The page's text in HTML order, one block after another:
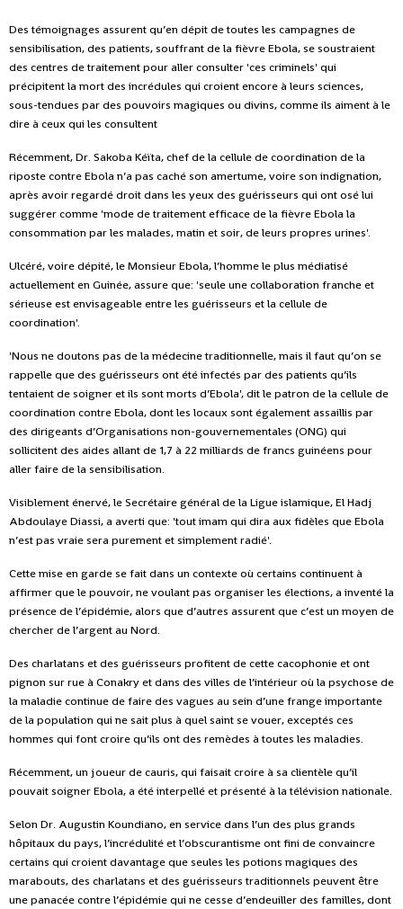
Des témoignages assurent qu’en dépit de toutes les campagnes de
sensibilisation, des patients, souffrant de la fièvre Ebola, se soustraient
des centres de traitement pour aller consulter 'ces criminels' qui
précipitent la mort des incrédules qui croient encore à leurs sciences,
sous-tendues par des pouvoirs magiques ou divins, comme ils aiment à le
dire à ceux qui les consultent
Récemment, Dr. Sakoba Kéïta, chef de la cellule de coordination de la
riposte contre Ebola n’a pas caché son amertume, voire son indignation,
après avoir regardé droit dans les yeux des guérisseurs qui ont osé lui
suggérer comme 'mode de traitement efficace de la fièvre Ebola la
consommation par les malades, matin et soir, de leurs propres urines'.
Ulcéré, voire dépité, le Monsieur Ebola, l’homme le plus médiatisé
actuellement en Guinée, assure que: 'seule une collaboration franche et
sérieuse est envisageable entre les guérisseurs et la cellule de
coordination'.
'Nous ne doutons pas de la médecine traditionnelle, mais il faut qu’on se
rappelle que des guérisseurs ont été infectés par des patients qu’ils
tentaient de soigner et ils sont morts d’Ebola', dit le patron de la cellule de
coordination contre Ebola, dont les locaux sont également assaillis par
des dirigeants d’Organisations non-gouvernementales (ONG) qui
sollicitent des aides allant de 1,7 à 22 milliards de francs guinéens pour
aller faire de la sensibilisation.
Visiblement énervé, le Secrétaire général de la Ligue islamique, El Hadj
Abdoulaye Diassi, a averti que: 'tout imam qui dira aux fidèles que Ebola
n’est pas vraie sera purement et simplement radié'.
Cette mise en garde se fait dans un contexte où certains continuent à
affirmer que le pouvoir, ne voulant pas organiser les élections, a inventé la
présence de l’épidémie, alors que d’autres assurent que c’est un moyen de
chercher de l’argent au Nord.
Des charlatans et des guérisseurs profitent de cette cacophonie et ont
pignon sur rue à Conakry et dans des villes de l’intérieur où la psychose de
la maladie continue de faire des vagues au sein d’une frange importante
de la population qui ne sait plus à quel saint se vouer, exceptés ces
hommes qui font croire qu’ils ont des remèdes à toutes les maladies.
Récemment, un joueur de cauris, qui faisait croire à sa clientèle qu’il
pouvait soigner Ebola, a été interpellé et présenté à la télévision nationale.
Selon Dr. Augustin Koundiano, en service dans l’un des plus grands
hôpitaux du pays, l’incrédulité et l’obscurantisme ont fini de convaincre
certains qui croient davantage que seules les potions magiques des
marabouts, des charlatans et des guérisseurs traditionnels peuvent être
une panacée contre l’épidémie qui ne cesse d’endeuiller des familles, dont